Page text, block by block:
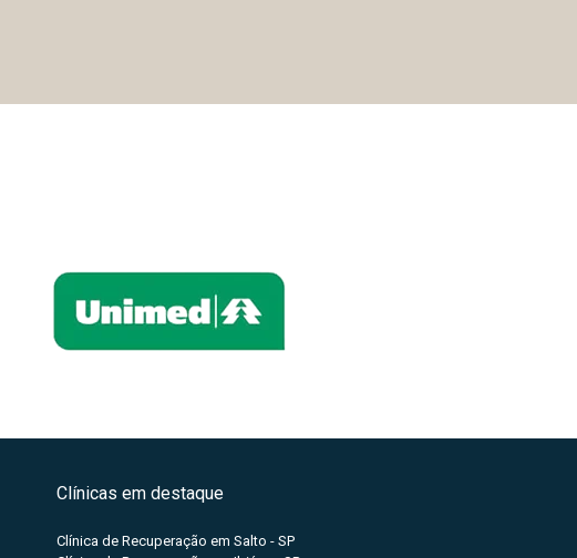
Clínicas em destaque
Clínica de Recuperação em Salto - SP